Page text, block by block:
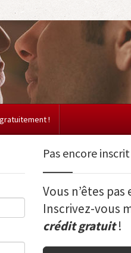
!
Pas encore inscrit
Vous n’êtes
Inscrivez-vous
crédit gratuit!